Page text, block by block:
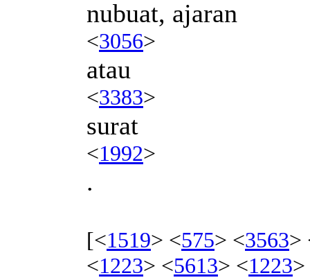
nubuat, ajaran
<3056>
atau
<3383>
surat
<1992>
.
[<1519> <575> <3563>
<1223> <5613> <1223